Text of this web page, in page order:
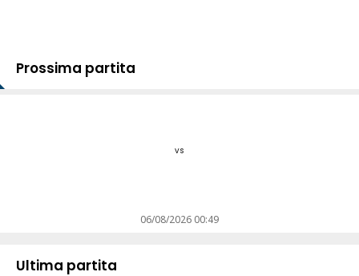
Prossima partita
vs
06/08/2026 00:49
Ultima partita